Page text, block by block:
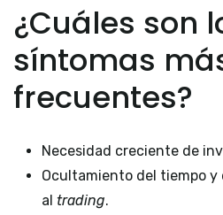
¿Cuáles son
síntomas
frecuentes?
Necesidad creciente de
Ocultamiento del tiempo y
al trading.